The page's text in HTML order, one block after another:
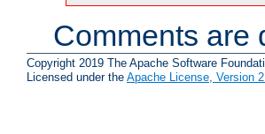
Comments are
Copyright 2019 The Apache Software
Licensed under the Apache License, Version